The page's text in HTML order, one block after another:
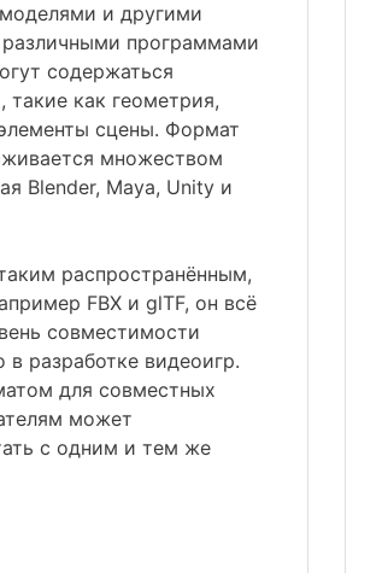
и другими
программами
содержаться
как геометрия,
сцены. Формат
множеством
Blender, Maya, Unity и
распространённым,
FBX и glTF, он всё
совместимости
разработке видеоигр.
для совместных
может
с одним и тем же